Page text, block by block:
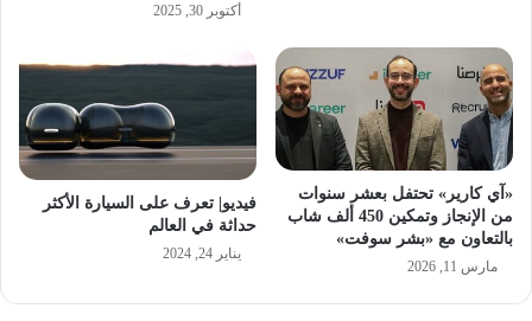
أكتوبر 30, 2025
«آي كارير» تحتفل بعشر سنوات
من الإنجاز وتمكين 450 ألف شاب
بالتعاون مع «بشر سوفت»
مارس 11, 2026
فيديو| تعرف على السيارة الأكثر
حداثة في العالم
يناير 24, 2024